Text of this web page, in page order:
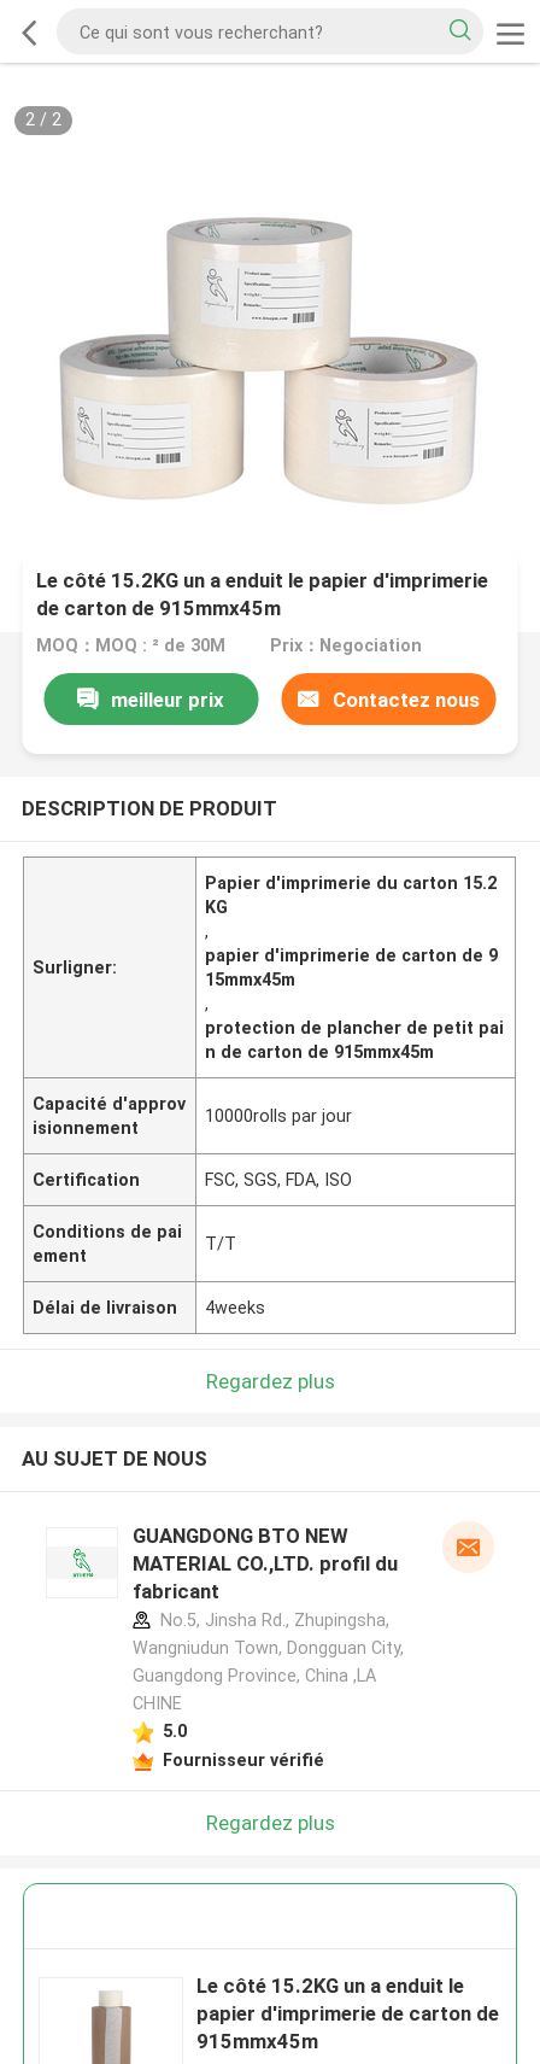
2/ 2
Le côté 15.2KG un a enduit le papier d'imprimerie
de carton de 915mmx45m
MOQ：MOQ : ² de 30M Prix：Negociation
meilleur prix Contactez nous
DESCRIPTION DE PRODUIT
Surligner:
Papier d'imprimerie du carton 15.2
KG
,
papier d'imprimerie de carton de 9
15mmx45m
,
protection de plancher de petit pai
n de carton de 915mmx45m
Capacité d'approv
isionnement
10000rolls par jour
Certification FSC, SGS, FDA, ISO
Conditions de pai
ement
T/T
Délai de livraison 4weeks
Regardez plus
AU SUJET DE NOUS
GUANGDONG BTO NEW
MATERIAL CO.,LTD. profil du
fabricant
No.5, Jinsha Rd., Zhupingsha,
Wangniudun Town, Dongguan City,
Guangdong Province, China ,LA
CHINE
5.0
Fournisseur vérifié
Regardez plus
Le côté 15.2KG un a enduit le
papier d'imprimerie de carton de
915mmx45m